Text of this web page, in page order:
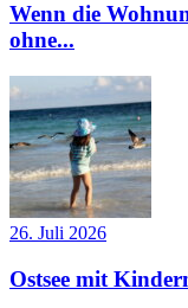
Wenn die
ohne...
26. Juli 2026
Ostsee mit